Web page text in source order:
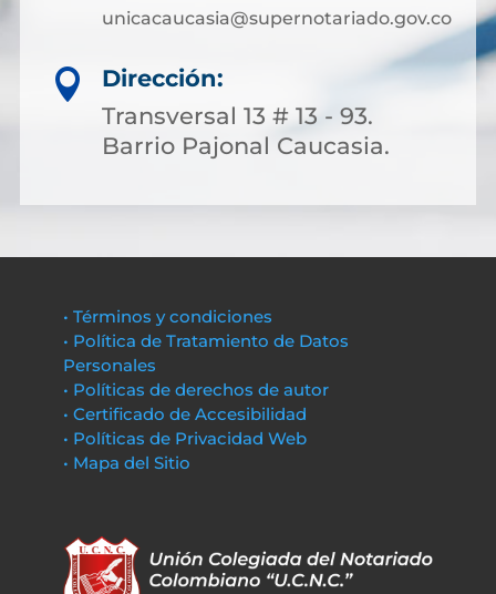
unicacaucasia@supernotariado.gov.co

Dirección:
Transversal 13 # 13 - 93.
Barrio Pajonal Caucasia.
• Términos y condiciones
• Política de Tratamiento de Datos
Personales
• Políticas de derechos de autor
• Certificado de Accesibilidad
• Políticas de Privacidad Web
• Mapa del Sitio